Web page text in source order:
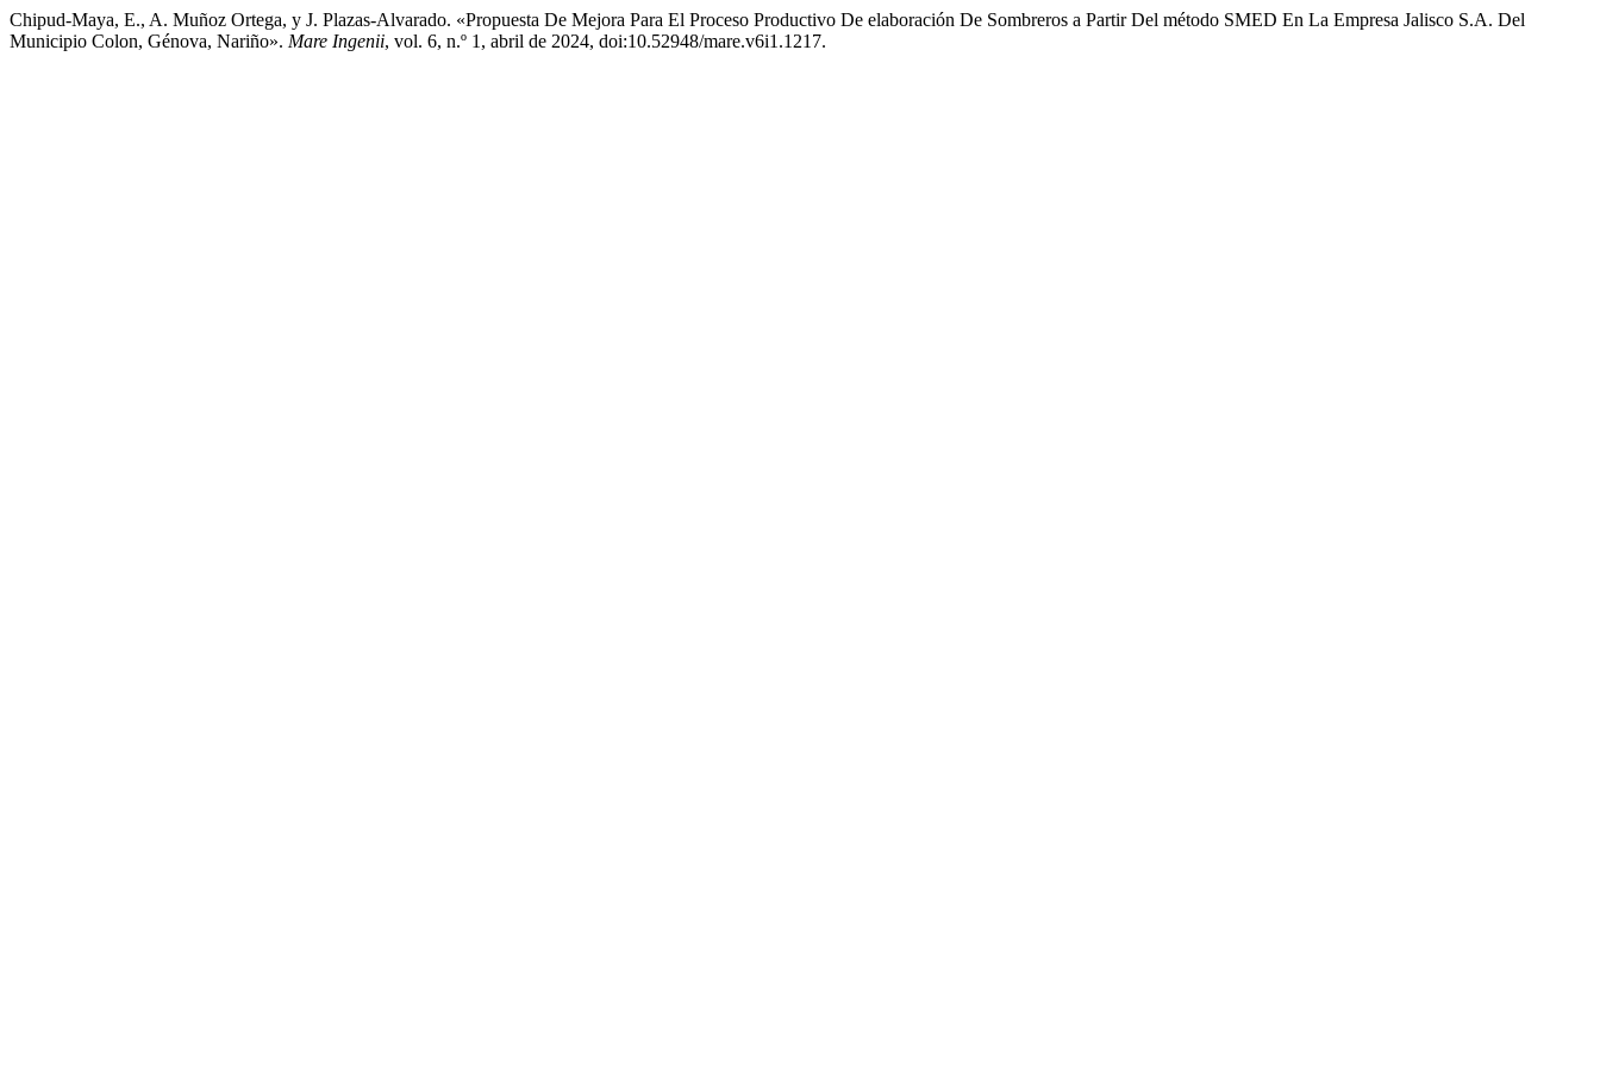
Chipud-Maya, E., A. Muñoz Ortega, y J. Plazas-Alvarado. «Propuesta De Mejora Para El Proceso Productivo De elaboración De Sombreros a Partir Del método SMED En La Empresa Jalisco S.A. Del
Municipio Colon, Génova, Nariño». Mare Ingenii, vol. 6, n.º 1, abril de 2024, doi:10.52948/mare.v6i1.1217.